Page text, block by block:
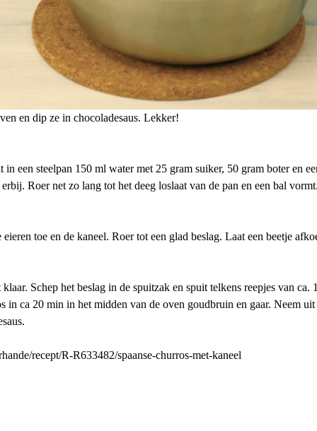
en dip ze in chocoladesaus. Lekker!
een steelpan 150 ml water met 25 gram suiker, 50 gram boter en
Roer net zo lang tot het deeg loslaat van de pan en een bal
toe en de kaneel. Roer tot een glad beslag. Laat een beetje
Schep het beslag in de spuitzak en spuit telkens reepjes van
in ca 20 min in het midden van de oven goudbruin en gaar. Neem
recept/R-R633482/spaanse-churros-met-kaneel